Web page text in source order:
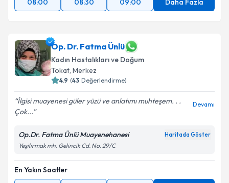
08:00 08:30 09:00 Daha Fazla
Op. Dr. Fatma Ünlü
Kadın Hastalıkları ve Doğum
Tokat, Merkez
4.9 (43 Değerlendirme)
İlgisi muayenesi güler yüzü ve anlatımı muhteşem. . .
Çok...
Devamı
Op.Dr. Fatma Ünlü Muayenehanesi Haritada Göster
Yeşilırmak mh. Gelincik Cd. No. 29/C
En Yakın Saatler